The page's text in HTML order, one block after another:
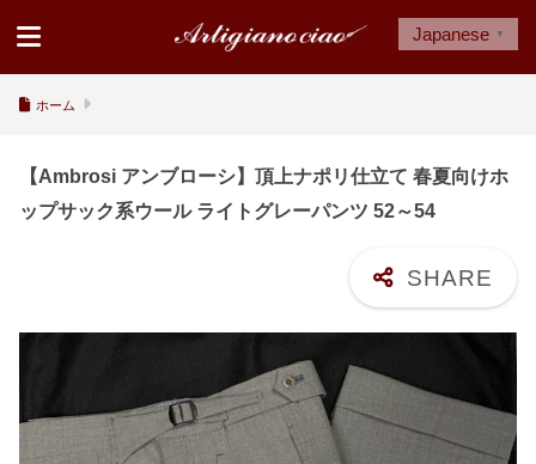
ホーム
【Ambrosi アンブローシ】頂上ナポリ仕立て 春夏向けホ
ップサック系ウール ライトグレーパンツ 52～54
Japanese ▼